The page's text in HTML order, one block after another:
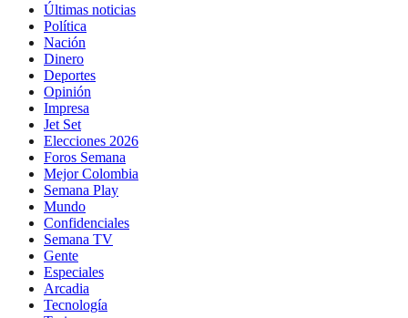
Últimas noticias
Política
Nación
Dinero
Deportes
Opinión
Impresa
Jet Set
Elecciones 2026
Foros Semana
Mejor Colombia
Semana Play
Mundo
Confidenciales
Semana TV
Gente
Especiales
Arcadia
Tecnología